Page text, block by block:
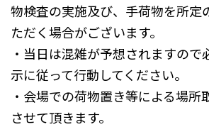
物検査の実施及び、手荷物を所定
ただく場合がございます。
・当日は混雑が予想されますので
示に従って行動してください。
・会場での荷物置き等による場所
させて頂きます。